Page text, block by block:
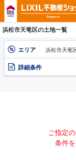
浜松市天竜区の土地一覧
エリア 浜松市天竜
詳細条件
ご指定
条件